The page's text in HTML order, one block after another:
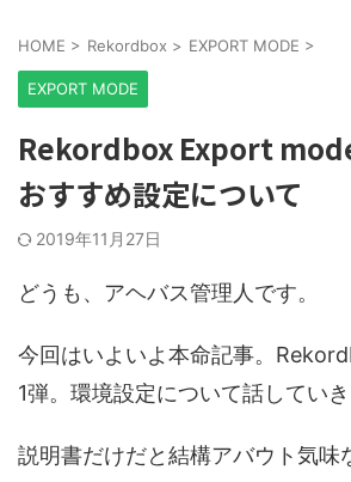
HOME > Rekordbox > EXPORT MODE >
EXPORT MODE
Rekordbox Export
おすすめ設定について
2019年11月27日
どうも、アヘバス管理人です。
今回はいよいよ本命記事。
1弾。環境設定について話していき
説明書だけだと結構アバウト気味